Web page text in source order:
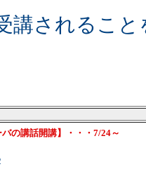
講されるこ
バの講話開講】・・・7/24～